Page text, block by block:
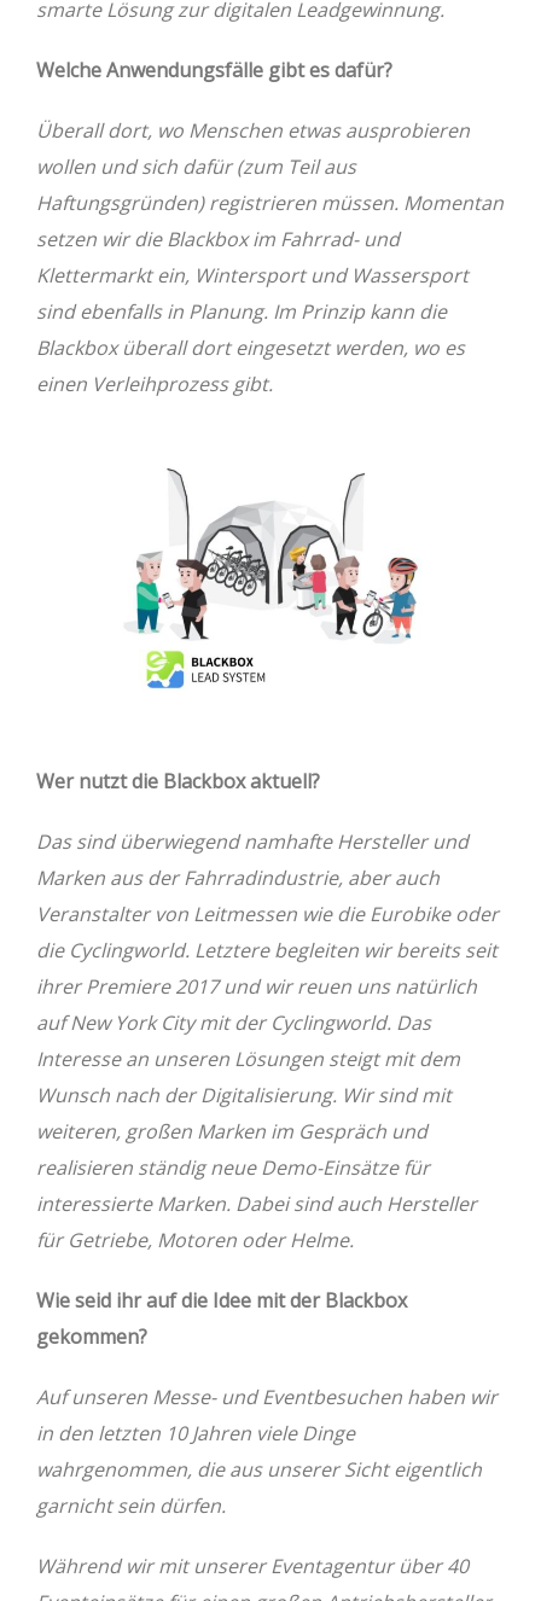
smarte Lösung zur digitalen Leadgewinnung.
Welche Anwendungsfälle gibt es dafür?
Überall dort, wo Menschen etwas ausprobieren
wollen und sich dafür (zum Teil aus
Haftungsgründen) registrieren müssen. Momentan
setzen wir die Blackbox im Fahrrad- und
Klettermarkt ein, Wintersport und Wassersport
sind ebenfalls in Planung. Im Prinzip kann die
Blackbox überall dort eingesetzt werden, wo es
einen Verleihprozess gibt.
Wer nutzt die Blackbox aktuell?
Das sind überwiegend namhafte Hersteller und
Marken aus der Fahrradindustrie, aber auch
Veranstalter von Leitmessen wie die Eurobike oder
die Cyclingworld. Letztere begleiten wir bereits seit
ihrer Premiere 2017 und wir reuen uns natürlich
auf New York City mit der Cyclingworld. Das
Interesse an unseren Lösungen steigt mit dem
Wunsch nach der Digitalisierung. Wir sind mit
weiteren, großen Marken im Gespräch und
realisieren ständig neue Demo-Einsätze für
interessierte Marken. Dabei sind auch Hersteller
für Getriebe, Motoren oder Helme.
Wie seid ihr auf die Idee mit der Blackbox
gekommen?
Auf unseren Messe- und Eventbesuchen haben wir
in den letzten 10 Jahren viele Dinge
wahrgenommen, die aus unserer Sicht eigentlich
garnicht sein dürfen.
Während wir mit unserer Eventagentur über 40